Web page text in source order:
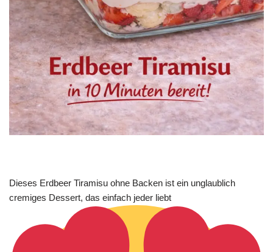
Dieses Erdbeer Tiramisu ohne Backen ist ein unglaublich
cremiges Dessert, das einfach jeder liebt